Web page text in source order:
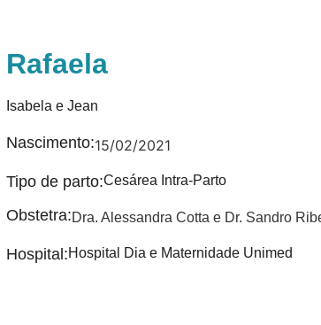
Rafaela
Isabela e Jean
Nascimento:15/02/2021
Tipo de parto:Cesárea Intra-Parto
Obstetra:Dra. Alessandra Cotta e Dr. Sandro
Hospital:Hospital Dia e Maternidade Unimed